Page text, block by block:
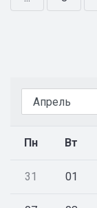
Пн Вт
31 01